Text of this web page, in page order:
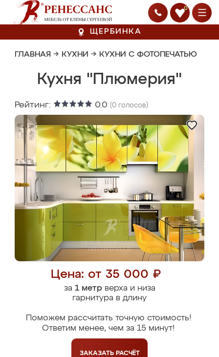
0
ЩЕРБИНКА
ГЛАВНАЯ → КУХНИ → КУХНИ С ФОТОПЕЧАТЬЮ
Кухня "Плюмерия"
Рейтинг: 0.0 (0 голосов)
Цена: от 35 000 ₽
за 1 метрверха и низа
гарнитура в длину
Поможем рассчитать точную стоимость!
Ответим менее, чем за 15 минут!
ЗАКАЗАТЬ РАСЧЁТ